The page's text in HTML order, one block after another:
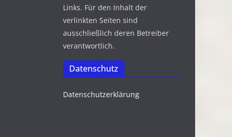
Links. Für den Inhalt der
verlinkten Seiten sind
ausschließlich deren Betreiber
verantwortlich.
Datenschutz
Datenschutzerklärung